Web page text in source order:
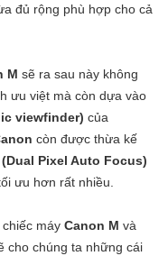
đủ rộng phù hợp cho cả
M sẽ ra sau này không
ưu việt mà còn dựa vào
viewfinder) của
còn được thừa kế
(Dual Pixel Auto Focus)
ưu hơn rất nhiều.
máy Canon M và
cho chúng ta những cái